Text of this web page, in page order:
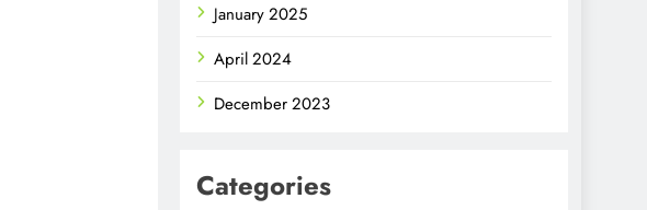
January 2025
April 2024
December 2023
Categories